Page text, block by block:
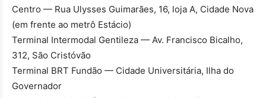
Centro — Rua Ulysses Guimarães, 16, loja A, Cidade Nova
(em frente ao metrô Estácio)
Terminal Intermodal Gentileza — Av. Francisco Bicalho,
312, São Cristóvão
Terminal BRT Fundão — Cidade Universitária, Ilha do
Governador